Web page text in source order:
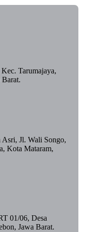
Tarumajaya,
Jl. Wali Songo,
Kota Mataram,
01/06, Desa
Jawa Barat.